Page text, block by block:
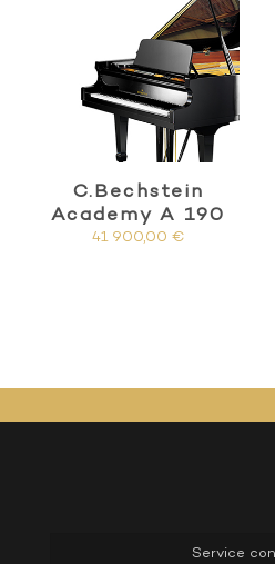
C.Bechstein
Academy A 190
41 900,00€
Service